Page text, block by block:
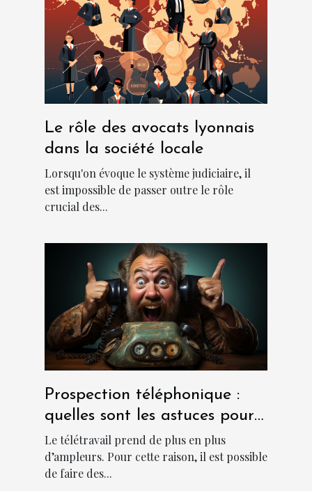
Le rôle des avocats lyonnais
dans la société locale
Lorsqu'on évoque le système judiciaire, il
est impossible de passer outre le rôle
crucial des...
Prospection téléphonique :
quelles sont les astuces pour
sa réussite ?
Le télétravail prend de plus en plus
d’ampleurs. Pour cette raison, il est possible
de faire des...